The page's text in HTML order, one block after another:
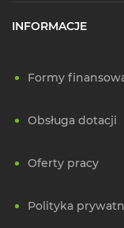
INFORMACJE
Formy
Obsługa dotacji
Oferty pracy
Polityka